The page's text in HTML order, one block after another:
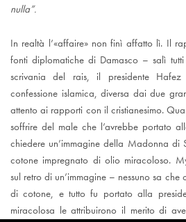
nulla”.
In realtà l’«affaire» non finì affatto lì. Il
fonti diplomatiche di Damasco – salì
scrivania del rais, il presidente
confessione islamica, diversa dai due
attento ai rapporti con il cristianesimo.
soffrire del male che l’avrebbe portato
chiedere un’immagine della Madonna
cotone impregnato di olio miracoloso.
sul retro di un’immagine – nessuno sa
di cotone, e tutto fu portato alla
miracolosa le attribuirono il merito di